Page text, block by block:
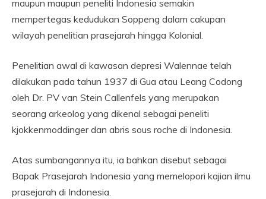
maupun maupun peneliti Indonesia semakin
mempertegas kedudukan Soppeng dalam cakupan
wilayah penelitian prasejarah hingga Kolonial.
Penelitian awal di kawasan depresi Walennae telah
dilakukan pada tahun 1937 di Gua atau Leang Codong
oleh Dr. PV van Stein Callenfels yang merupakan
seorang arkeolog yang dikenal sebagai peneliti
kjokkenmoddinger dan abris sous roche di Indonesia.
Atas sumbangannya itu, ia bahkan disebut sebagai
Bapak Prasejarah Indonesia yang memelopori kajian ilmu
prasejarah di Indonesia.